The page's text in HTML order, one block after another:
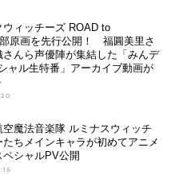
ウィッチーズ ROAD to
原画を先行公開！ 福圓美里さ
さんら声優陣が集結した「みんデ
ャル生特番」アーカイブ動画が
空魔法音楽隊 ルミナスウィッチ
たちメインキャラが初めてアニメ
シャルPV公開